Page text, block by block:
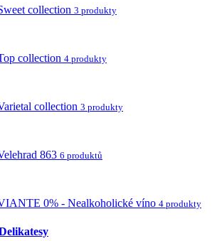
collection 3 produkty
collection 4 produkty
collection 3 produkty
863 6 produktů
0% - Nealkoholické víno 4 produkty